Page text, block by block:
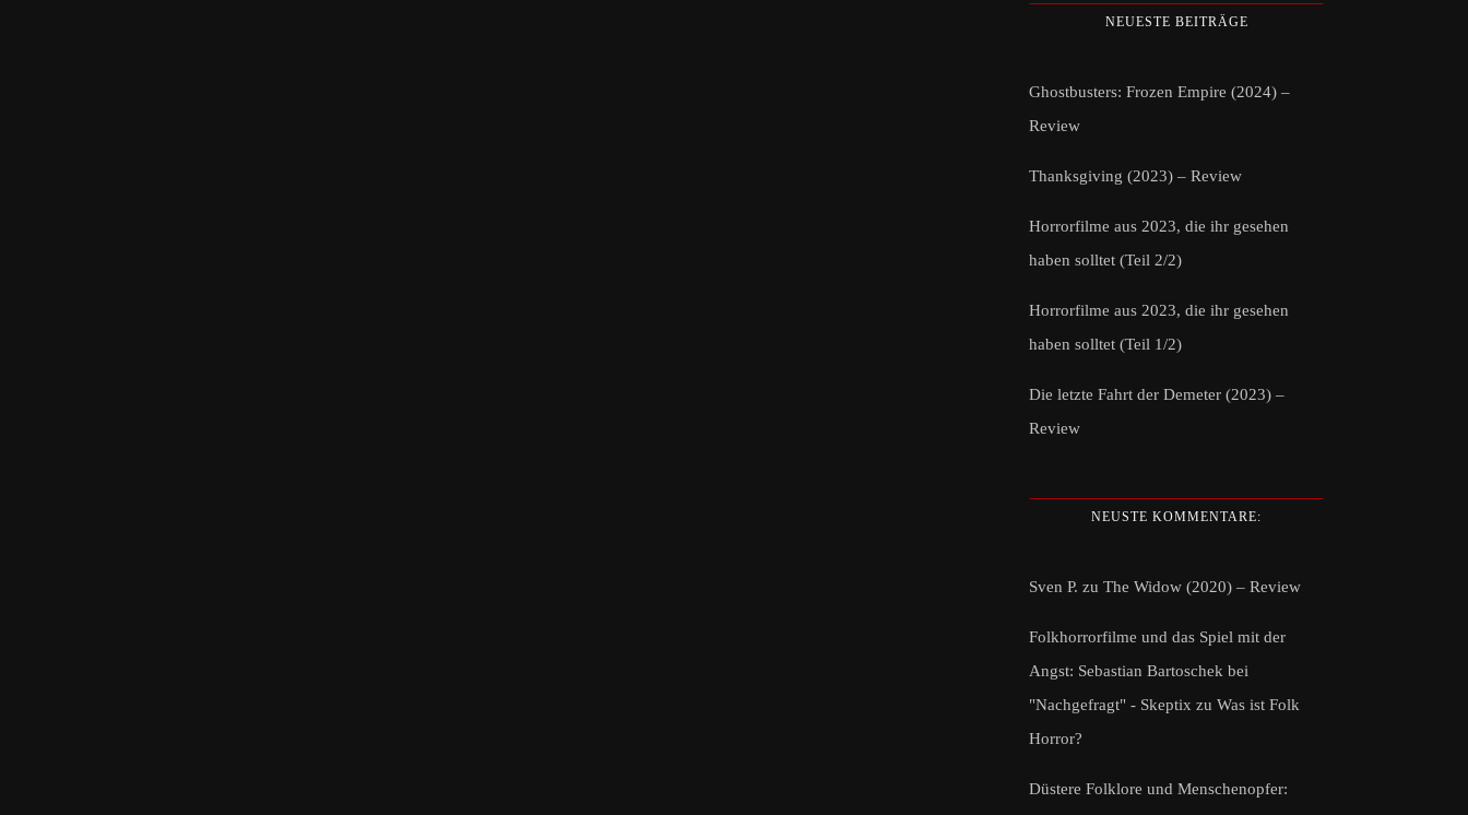
NEUESTE BEITRÄGE
Ghostbusters: Frozen Empire (2024) –
Review
Thanksgiving (2023) – Review
Horrorfilme aus 2023, die ihr gesehen
haben solltet (Teil 2/2)
Horrorfilme aus 2023, die ihr gesehen
haben solltet (Teil 1/2)
Die letzte Fahrt der Demeter (2023) –
Review
NEUSTE KOMMENTARE:
Sven P. zu The Widow (2020) – Review
Folkhorrorfilme und das Spiel mit der
Angst: Sebastian Bartoschek bei
"Nachgefragt" - Skeptix zu Was ist Folk
Horror?
Düstere Folklore und Menschenopfer: